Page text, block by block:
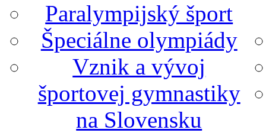
Paralympijský šport
Špeciálne olympiády
Vznik a vývoj
športovej gymnastiky
na Slovensku